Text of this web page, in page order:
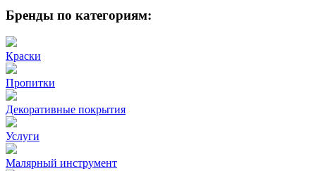
Бренды по категориям:
Краски
Пропитки
Декоративные покрытия
Услуги
Малярный инструмент